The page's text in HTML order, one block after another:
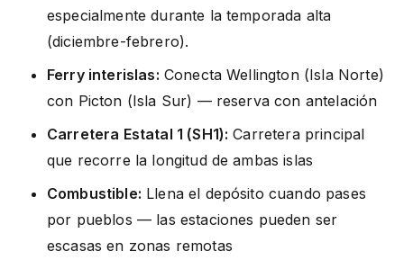
especialmente durante la temporada alta
(diciembre-febrero).
Ferry interislas: Conecta Wellington (Isla Norte)
con Picton (Isla Sur) — reserva con antelación
Carretera Estatal 1 (SH1): Carretera principal
que recorre la longitud de ambas islas
Combustible: Llena el depósito cuando pases
por pueblos — las estaciones pueden ser
escasas en zonas remotas